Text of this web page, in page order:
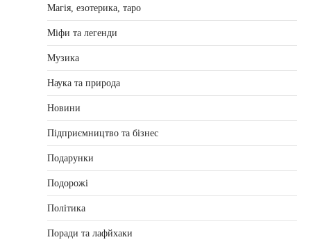
Магія, езотерика, таро
Міфи та легенди
Музика
Наука та природа
Новини
Підприємництво та бізнес
Подарунки
Подорожі
Політика
Поради та лафйхаки